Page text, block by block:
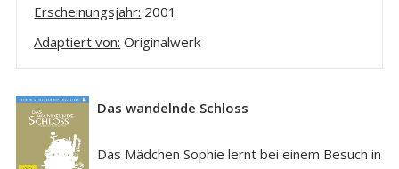
Erscheinungsjahr: 2001
Adaptiert von: Originalwerk
Das wandelnde Schloss
Das Mädchen Sophie lernt bei einem Besuch in